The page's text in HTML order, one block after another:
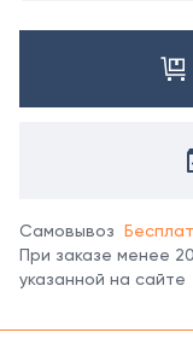
в
на
не
Самовывоз
При заказе менее
указанной на сайте